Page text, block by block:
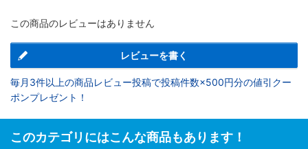
この商品のレビューはありません
レビューを書く
毎月3件以上の商品レビュー投稿で投稿件数×500円分の値引クー
ポンプレゼント！
このカテゴリにはこんな商品もあります！